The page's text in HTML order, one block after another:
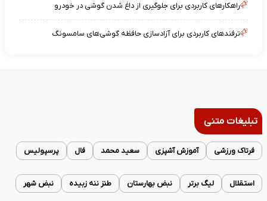
راهکارهای کاربردی برای جلوگیری از داغ شدن گوشی در خودرو
ترفندهای کاربردی برای آزادسازی حافظه گوشی‌های سامسونگ
تبلیغات متنی
فرتاک ورزشی آموزش آشپزی سعید محمد فال پرسپولیس
استقلال لیگ برتر نبض بهارستان طنز ننه زبیده نبض شهر